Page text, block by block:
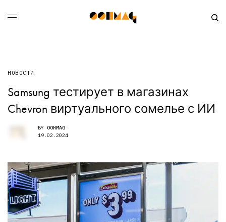
НОВОСТИ
Samsung тестирует в магазинах
Chevron виртуального сомелье с ИИ
BY OOHMAG
19.02.2024